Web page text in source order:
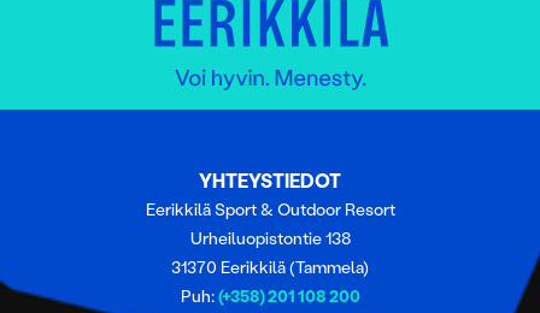
YHTEYSTIEDOT
Eerikkilä Sport & Outdoor Resort
Urheiluopistontie 138
31370 Eerikkilä (Tammela)
Puh:(+358) 201 108 200